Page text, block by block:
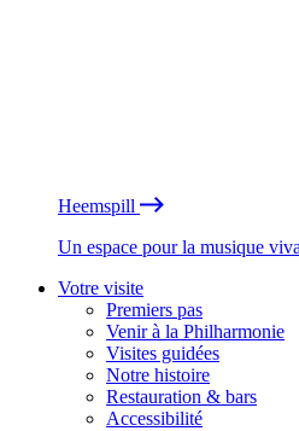
Heemspill
Un espace pour la musique
Votre visite
Premiers pas
Venir à la Philharmonie
Visites guidées
Notre histoire
Restauration & bars
Accessibilité